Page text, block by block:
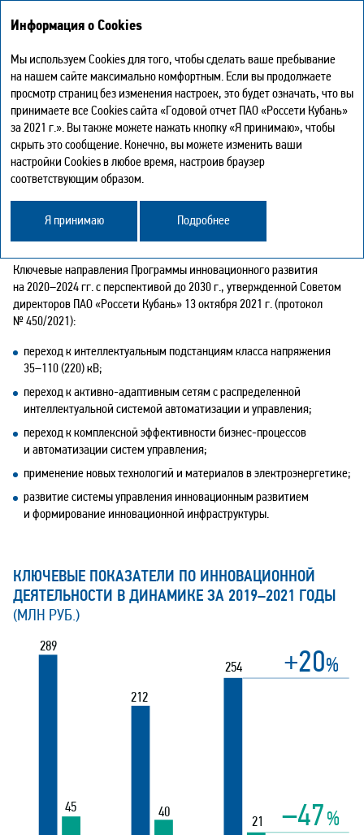
Инновационная деятельность
ИННОВАЦИОННАЯ ДЕЯТЕЛЬНОСТЬ
30 МАРТА 2021 Г. СОВЕТ ДИРЕКТОРОВ ОБЩЕСТВА
ОПРЕДЕЛИЛ ИННОВАЦИОННОЕ РАЗВИТИЕ
С КОНТРОЛЕМ ИСПОЛНЕНИЯ ДЕЙСТВУЮЩЕЙ
ПРОГРАММЫ ИННОВАЦИОННОГО РАЗВИТИЯ
ПРИОРИТЕТНЫМ НАПРАВЛЕНИЕМ ДЕЯТЕЛЬНОСТИ
Ключевые направления Программы инновационного развития
на2020–2024гг. с перспективой до 2030 г., утвержденной Советом
директоров ПАО «Россети Кубань» 13 октября 2021 г. (протокол
№ 450/2021):
переход к интеллектуальным подстанциям класса напряжения
35–110(220) кВ;
переход к активно-адаптивным сетям с распределенной
интеллектуальной системой автоматизации и управления;
переход к комплексной эффективности бизнес-процессов
и автоматизации систем управления;
применение новых технологий и материалов в электроэнергетике;
развитие системы управления инновационным развитием
и формирование инновационной инфраструктуры.
КЛЮЧЕВЫЕ ПОКАЗАТЕЛИ ПО ИННОВАЦИОННОЙ
ДЕЯТЕЛЬНОСТИ В ДИНАМИКЕ ЗА 2019–2021 ГОДЫ
(МЛН РУБ.)
289
212
254
45 40
21
+20%
–47%
Информация о Cookies
Мы используем Cookies для того, чтобы сделать ваше пребывание
на нашем сайте максимально комфортным. Если вы продолжаете
просмотр страниц без изменения настроек, это будет означать, что вы
принимаете все Cookies сайта «Годовой отчет ПАО «Россети Кубань»
за 2021 г.». Вы также можете нажать кнопку «Я принимаю», чтобы
скрыть это сообщение. Конечно, вы можете изменить ваши
настройки Cookies в любое время, настроив браузер
соответствующим образом.
Я принимаю Подробнее